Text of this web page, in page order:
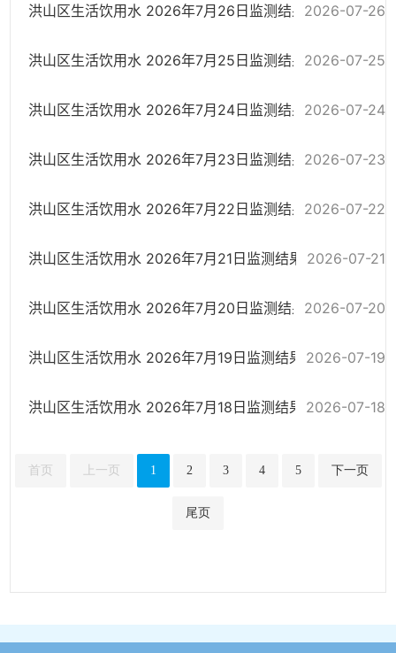
洪山区生活饮用水 2026年7月26日监测结果2026-07-26
洪山区生活饮用水 2026年7月25日监测结果2026-07-25
洪山区生活饮用水 2026年7月24日监测结果2026-07-24
洪山区生活饮用水 2026年7月23日监测结果2026-07-23
洪山区生活饮用水 2026年7月22日监测结果2026-07-22
洪山区生活饮用水 2026年7月21日监测结果 2026-07-21
洪山区生活饮用水 2026年7月20日监测结果2026-07-20
洪山区生活饮用水 2026年7月19日监测结果 2026-07-19
洪山区生活饮用水 2026年7月18日监测结果 2026-07-18
首页 上一页 1 2 3 4 5 下一页
尾页